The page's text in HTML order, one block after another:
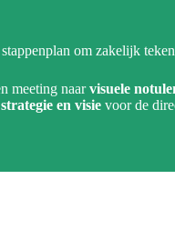
om zakelijk
meeting naarvisuele
en visie voor de